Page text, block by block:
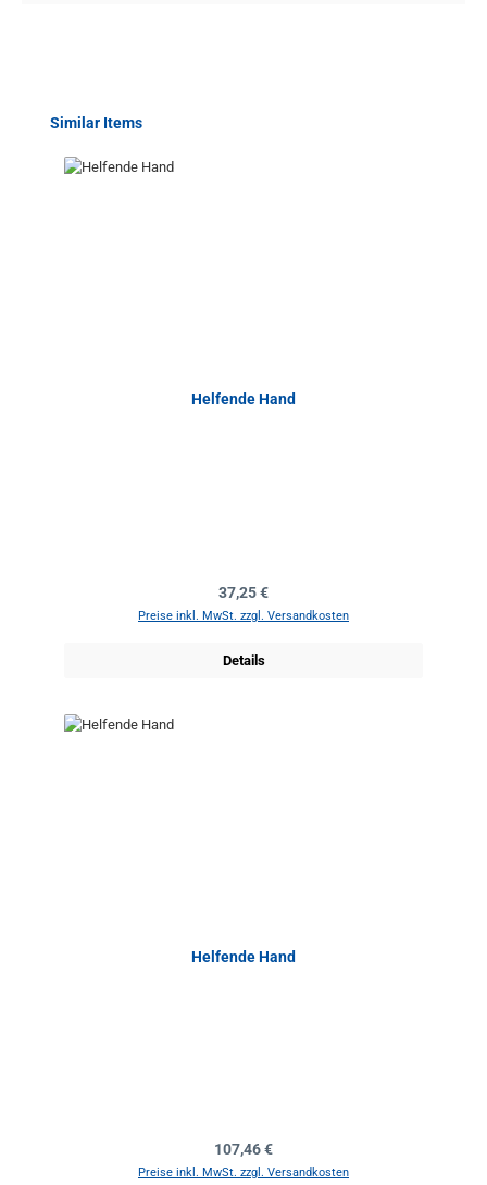
Produktgalerie überspringen
Similar Items
Helfende Hand
Regulärer Preis:
37,25 €
Preise inkl. MwSt. zzgl. Versandkosten
Details
Helfende Hand
Regulärer Preis:
107,46 €
Preise inkl. MwSt. zzgl. Versandkosten